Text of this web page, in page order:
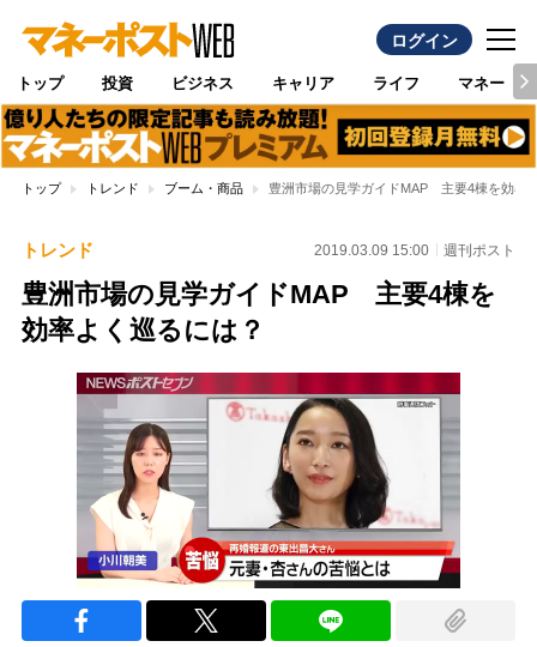
ログイン
トップ 投資 ビジネス キャリア ライフ マネー
トップ トレンド ブーム・商品 豊洲市場の見学ガイドMAP 主要4棟を効率
トレンド 2019.03.09 15:00 週刊ポスト
豊洲市場の見学ガイドMAP 主要4棟を
効率よく巡るには？